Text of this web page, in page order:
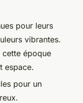
pour leurs
vibrantes.
cette époque
espace.
pour un